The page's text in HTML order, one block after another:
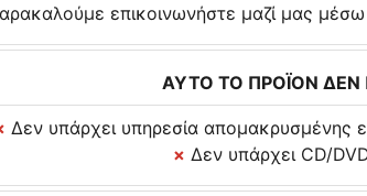
επικοινωνήστε μαζί μας
Δεν υπάρχει υπηρεσία απομακρυσμένης
× Δεν υπάρχει CD/
ΑΥΤΟ ΤΟ ΠΡΟΪΟΝ ΔΕΝ